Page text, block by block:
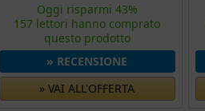
Oggi risparmi 43%
157 lettori hanno comprato
questo prodotto
» RECENSIONE
» VAI ALL'OFFERTA